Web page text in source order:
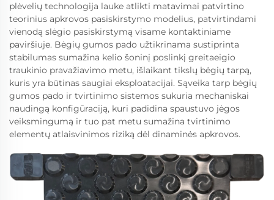
plėvelių technologija lauke atlikti matavimai patvirtino
teorinius apkrovos pasiskirstymo modelius, patvirtindami
vienodą slėgio pasiskirstymą visame kontaktiniame
paviršiuje. Bėgių gumos pado užtikrinama sustiprinta
stabilumas sumažina kelio šoninį poslinkį greitaeigio
traukinio pravažiavimo metu, išlaikant tikslų bėgių tarpą,
kuris yra būtinas saugiai eksploatacijai. Sąveika tarp bėgių
gumos pado ir tvirtinimo sistemos sukuria mechaniskai
naudingą konfigūraciją, kuri padidina spaustuvo jėgos
veiksmingumą ir tuo pat metu sumažina tvirtinimo
elementų atlaisvinimos riziką dėl dinaminės apkrovos.